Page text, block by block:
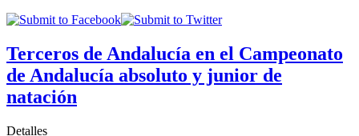
Terceros de Andalucía en el Campeonato
de Andalucía absoluto y junior de
natación
Detalles